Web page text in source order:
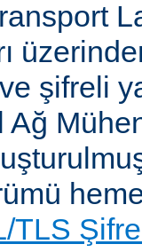
şifreli
Ağ
TLS